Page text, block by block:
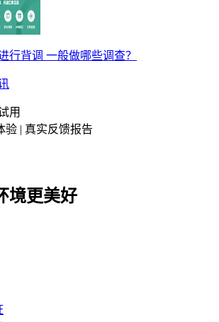
行背调 一般做哪些调查？
用
验 | 真实反馈报告
境更美好